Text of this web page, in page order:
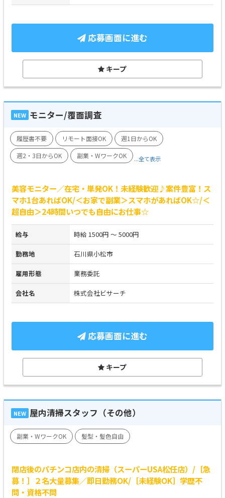
応募画面に進む
キープ
NEW モニター/覆面調査
履歴書不要 リモート面接OK
週1日からOK
週2・3日からOK
副業・WワークOK ...全て表示
美容モニター／在宅・単発OK！未経験歓迎♪案件豊富！ス
マホ1台あればOK/＜お家で副業＞スマホがあればOK☆/＜
超自由＞24時間いつでも自由にお仕事☆
給与 時給 1500円 ～ 5000円
勤務地 石川県小松市
雇用形態 業務委託
会社名 株式会社ビサーチ
応募画面に進む
キープ
NEW 屋内清掃スタッフ（その他）
副業・WワークOK 髪型・髪色自由
閉店後のパチンコ店内の清掃（スーパーUSA松任店）/［急
募！］２名大量募集／即日勤務OK/［未経験OK］学歴不
問・資格不問